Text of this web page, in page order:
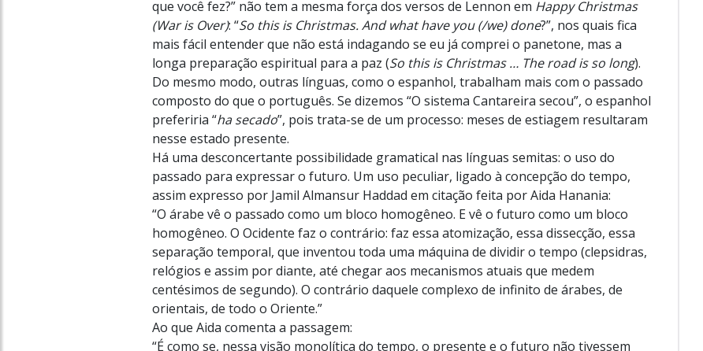
que você fez?” não tem a mesma força dos versos de Lennon em Happy Christmas
(War is Over): “So this is Christmas. And what have you (/we) done?”, nos quais fica
mais fácil entender que não está indagando se eu já comprei o panetone, mas a
longa preparação espiritual para a paz (So this is Christmas … The road is so long).
Do mesmo modo, outras línguas, como o espanhol, trabalham mais com o passado
composto do que o português. Se dizemos “O sistema Cantareira secou”, o espanhol
preferiria “ha secado”, pois trata-se de um processo: meses de estiagem resultaram
nesse estado presente.
Há uma desconcertante possibilidade gramatical nas línguas semitas: o uso do
passado para expressar o futuro. Um uso peculiar, ligado à concepção do tempo,
assim expresso por Jamil Almansur Haddad em citação feita por Aida Hanania:
“O árabe vê o passado como um bloco homogêneo. E vê o futuro como um bloco
homogêneo. O Ocidente faz o contrário: faz essa atomização, essa dissecção, essa
separação temporal, que inventou toda uma máquina de dividir o tempo (clepsidras,
relógios e assim por diante, até chegar aos mecanismos atuais que medem
centésimos de segundo). O contrário daquele complexo de infinito de árabes, de
orientais, de todo o Oriente.”
Ao que Aida comenta a passagem:
“É como se, nessa visão monolítica do tempo, o presente e o futuro não tivessem